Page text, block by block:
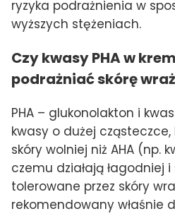
ryzyka podrażnienia w
wyższych stężeniach.
Czy kwasy PHA w
podrażniać skórę
PHA – glukonolakton i
kwasy o dużej
skóry wolniej niż AHA (np.
czemu działają łagodniej
tolerowane przez skóry
rekomendowany właśnie